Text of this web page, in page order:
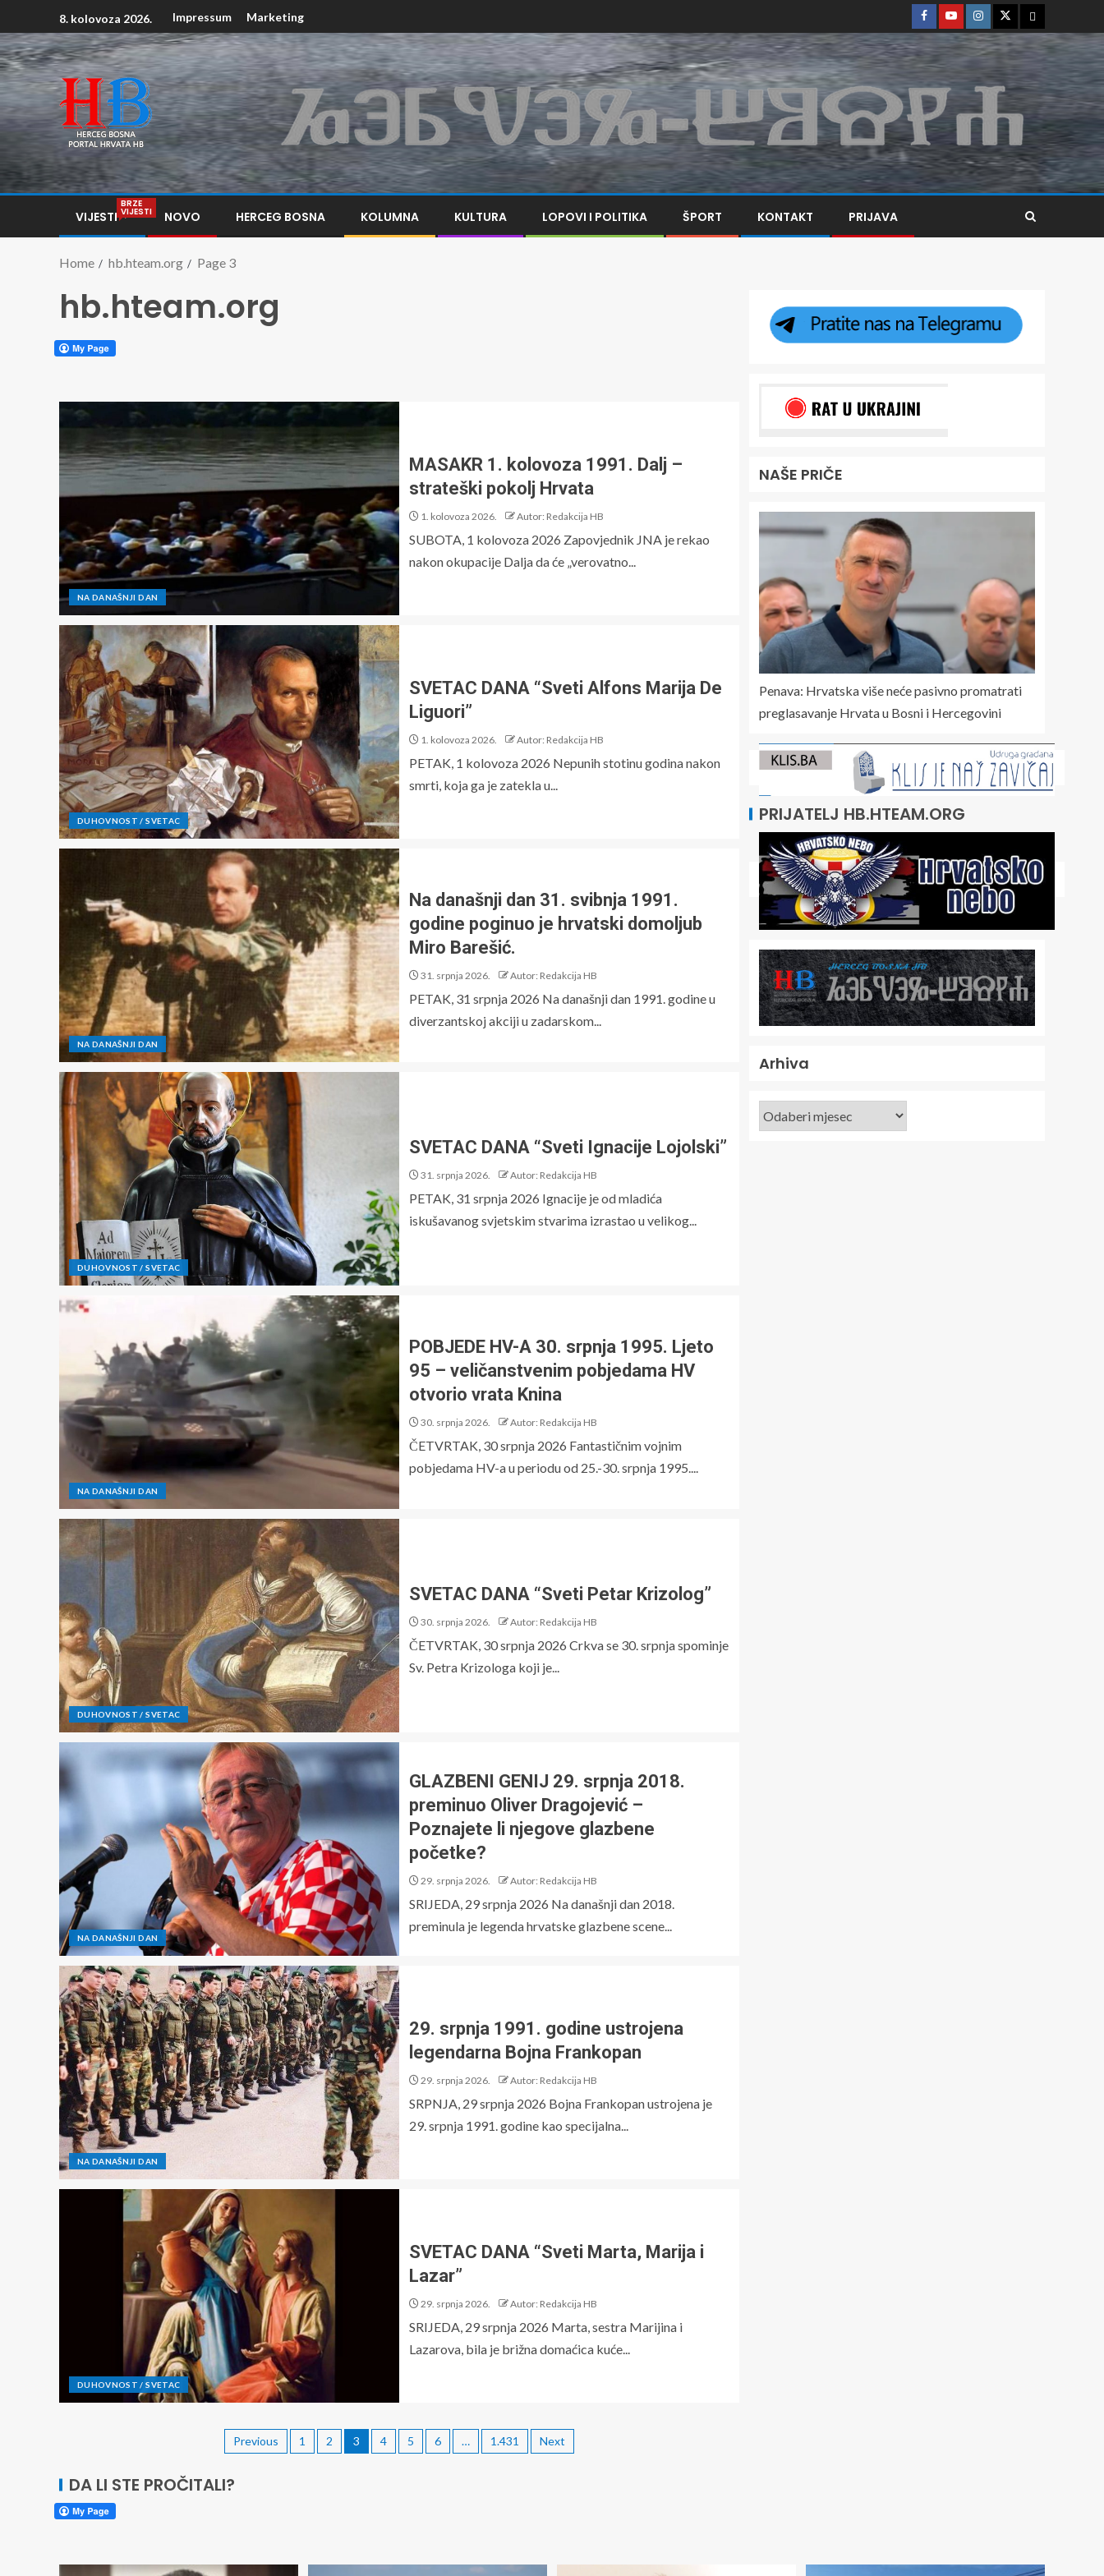
8. kolovoza 2026. Impressum Marketing
VIJESTI
BRZE
VIJESTI NOVO HERCEG BOSNA KOLUMNA KULTURA LOPOVI I POLITIKA ŠPORT KONTAKT PRIJAVA
Home hb.hteam.org Page 3
hb.hteam.org
NA DANAŠNJI DAN
MASAKR 1. kolovoza 1991. Dalj –
strateški pokolj Hrvata
1. kolovoza 2026. Autor: Redakcija HB
SUBOTA, 1 kolovoza 2026 Zapovjednik JNA je rekao
nakon okupacije Dalja da će „verovatno...
DUHOVNOST / SVETAC
SVETAC DANA “Sveti Alfons Marija De
Liguori”
1. kolovoza 2026. Autor: Redakcija HB
PETAK, 1 kolovoza 2026 Nepunih stotinu godina nakon
smrti, koja ga je zatekla u...
NA DANAŠNJI DAN
Na današnji dan 31. svibnja 1991.
godine poginuo je hrvatski domoljub
Miro Barešić.
31. srpnja 2026. Autor: Redakcija HB
PETAK, 31 srpnja 2026 Na današnji dan 1991. godine u
diverzantskoj akciji u zadarskom...
DUHOVNOST / SVETAC
SVETAC DANA “Sveti Ignacije Lojolski”
31. srpnja 2026. Autor: Redakcija HB
PETAK, 31 srpnja 2026 Ignacije je od mladića
iskušavanog svjetskim stvarima izrastao u velikog...
NA DANAŠNJI DAN
POBJEDE HV-A 30. srpnja 1995. Ljeto
95 – veličanstvenim pobjedama HV
otvorio vrata Knina
30. srpnja 2026. Autor: Redakcija HB
ČETVRTAK, 30 srpnja 2026 Fantastičnim vojnim
pobjedama HV-a u periodu od 25.-30. srpnja 1995....
DUHOVNOST / SVETAC
SVETAC DANA “Sveti Petar Krizolog”
30. srpnja 2026. Autor: Redakcija HB
ČETVRTAK, 30 srpnja 2026 Crkva se 30. srpnja spominje
Sv. Petra Krizologa koji je...
NA DANAŠNJI DAN
GLAZBENI GENIJ 29. srpnja 2018.
preminuo Oliver Dragojević –
Poznajete li njegove glazbene
početke?
29. srpnja 2026. Autor: Redakcija HB
SRIJEDA, 29 srpnja 2026 Na današnji dan 2018.
preminula je legenda hrvatske glazbene scene...
NA DANAŠNJI DAN
29. srpnja 1991. godine ustrojena
legendarna Bojna Frankopan
29. srpnja 2026. Autor: Redakcija HB
SRPNJA, 29 srpnja 2026 Bojna Frankopan ustrojena je
29. srpnja 1991. godine kao specijalna...
DUHOVNOST / SVETAC
SVETAC DANA “Sveti Marta, Marija i
Lazar”
29. srpnja 2026. Autor: Redakcija HB
SRIJEDA, 29 srpnja 2026 Marta, sestra Marijina i
Lazarova, bila je brižna domaćica kuće...
Previous 1 2 3 4 5 6 … 1.431 Next
NAŠE PRIČE
Penava: Hrvatska više neće pasivno promatrati
preglasavanje Hrvata u Bosni i Hercegovini
PRIJATELJ HB.HTEAM.ORG
Arhiva
DA LI STE PROČITALI?